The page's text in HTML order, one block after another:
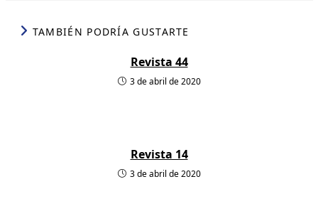
r
TAMBIÉN PODRÍA GUSTARTE
Revista 44
3 de abril de 2020
Revista 14
3 de abril de 2020